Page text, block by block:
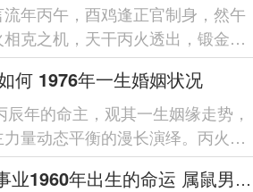
年丙午，酉鸡逢正官制身，然午
克之机，天干丙火透出，锻金太
幸有「龙...
何 1976年一生婚姻状况
年的命主，观其一生姻缘走势，
量动态平衡的漫长演绎。丙火日
性情...
属鼠男的2026年运势及事业1960年出生的命运 属鼠男的2026婚姻